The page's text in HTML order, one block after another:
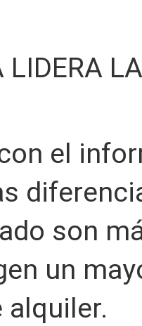
LIDERA
el
son
un
alquiler.